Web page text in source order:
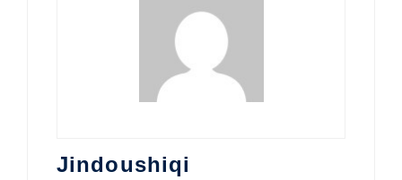
Jindoushiqi